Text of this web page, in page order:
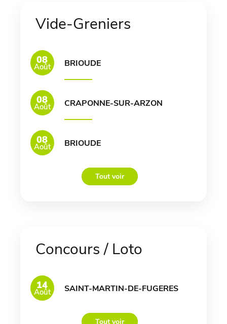
Vide-Greniers
08
Août BRIOUDE
08
Août CRAPONNE-SUR-ARZON
08
Août BRIOUDE
Tout voir
Concours / Loto
14
Août SAINT-MARTIN-DE-FUGERES
Tout voir